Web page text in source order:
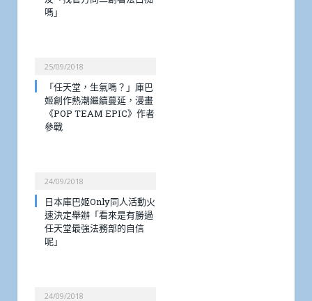
嗎」
25/09/2018
「任天堂，生氣嗎？」庫巴
姬創作熱潮繼續蔓延，漫畫
《POP TEAM EPIC》作者
參戰
24/09/2018
日本庫巴姬Only同人活動火
速決定舉辦「看來是有勝過
任天堂最強法務部的自信
呢」
24/09/2018